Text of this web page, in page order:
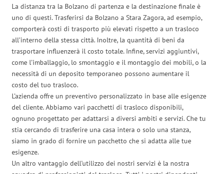
La distanza tra la Bolzano di partenza e la destinazione finale è
uno di questi. Trasferirsi da Bolzano a Stara Zagora, ad esempio,
comporterà costi di trasporto più elevati rispetto a un trasloco
all’interno della stessa città. Inoltre, la quantità di beni da
trasportare influenzerà il costo totale. Infine, servizi aggiuntivi,
come l’imballaggio, lo smontaggio e il montaggio dei mobili, o la
necessità di un deposito temporaneo possono aumentare il
costo del tuo trasloco.
L’azienda offre un preventivo personalizzato in base alle esigenze
del cliente. Abbiamo vari pacchetti di trasloco disponibili,
ognuno progettato per adattarsi a diversi ambiti e servizi. Che tu
stia cercando di trasferire una casa intera o solo una stanza,
siamo in grado di fornire un pacchetto che si adatta alle tue
esigenze.
Un altro vantaggio dell’utilizzo dei nostri servizi è la nostra